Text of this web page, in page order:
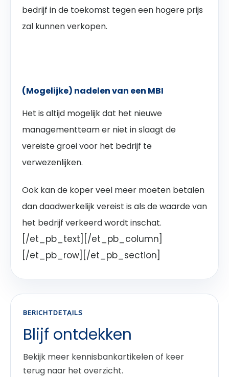
bedrijf in de toekomst tegen een hogere prijs
zal kunnen verkopen.
(Mogelijke) nadelen van een MBI
Het is altijd mogelijk dat het nieuwe
managementteam er niet in slaagt de
vereiste groei voor het bedrijf te
verwezenlijken.
Ook kan de koper veel meer moeten betalen
dan daadwerkelijk vereist is als de waarde van
het bedrijf verkeerd wordt inschat.
[/et_pb_text][/et_pb_column]
[/et_pb_row][/et_pb_section]
BERICHTDETAILS
Blijf ontdekken
Bekijk meer kennisbankartikelen of keer
terug naar het overzicht.